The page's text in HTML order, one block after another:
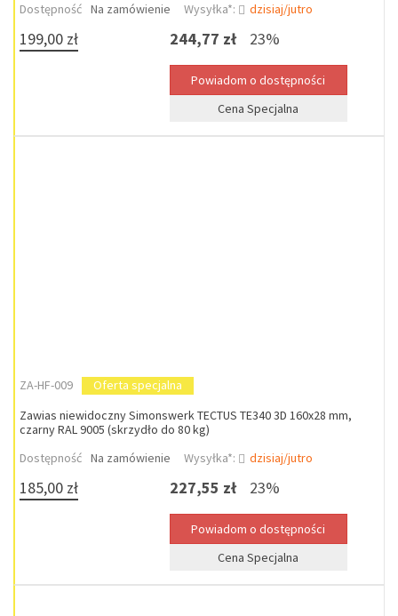
Dostępność Na zamówienie Wysyłka*: dzisiaj/jutro
199,00 zł 244,77 zł 23%
Cena Specjalna
ZA-HF-009
Oferta specjalna
Zawias niewidoczny Simonswerk TECTUS TE340 3D 160x28 mm,
czarny RAL 9005 (skrzydło do 80 kg)
Dostępność Na zamówienie Wysyłka*: dzisiaj/jutro
185,00 zł 227,55 zł 23%
Cena Specjalna